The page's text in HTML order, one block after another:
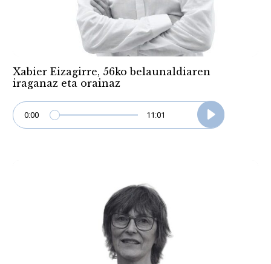
Xabier Eizagirre, 56ko belaunaldiaren
iraganaz eta orainaz
0:00 11:01